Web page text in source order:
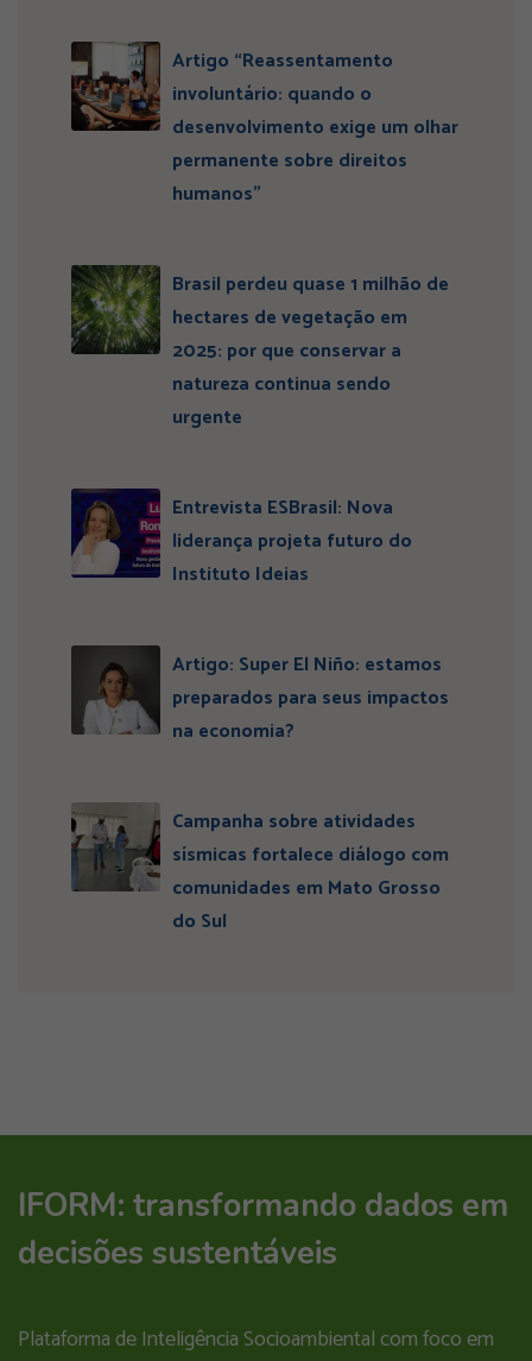
Artigo “Reassentamento
involuntário: quando o
desenvolvimento exige um olhar
permanente sobre direitos
humanos”
Brasil perdeu quase 1 milhão de
hectares de vegetação em
2025: por que conservar a
natureza continua sendo
urgente
Entrevista ESBrasil: Nova
liderança projeta futuro do
Instituto Ideias
Artigo: Super El Niño: estamos
preparados para seus impactos
na economia?
Campanha sobre atividades
sísmicas fortalece diálogo com
comunidades em Mato Grosso
do Sul
IFORM: transformando dados em
decisões sustentáveis
Plataforma de Inteligência Socioambiental com foco em